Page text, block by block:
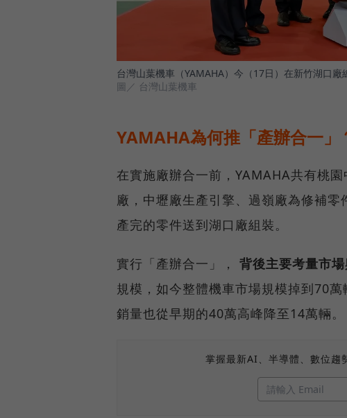
台灣山葉機車（YAMAHA）今（17日）在新竹湖口
圖／ 台灣山葉機車
YAMAHA為何推「產辦合一」
在實施廠辦合一前，YAMAHA共有桃
廠，中壢廠生產引擎、過嶺廠為修補
產完的零件送到湖口廠組裝。
實行「產辦合一」， 背後主要考量市
規模，如今整體機車市場規模掉到70
銷量也從早期的40萬高峰降至14萬輛。
掌握最新AI、半導體、數位趨